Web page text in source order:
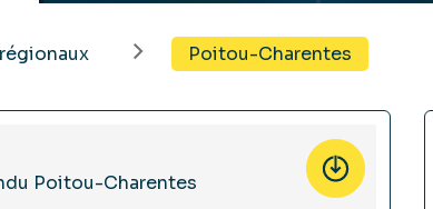
Poitou-Charentes
Poitou-Charentes